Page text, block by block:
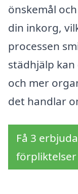
önskemål
din inkorg,
processen
städhjälp
och mer
det handlar
Få 3
förpliktelser